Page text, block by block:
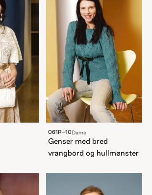
061R-10 Dame
Genser med bred
vrangbord og hullmønster